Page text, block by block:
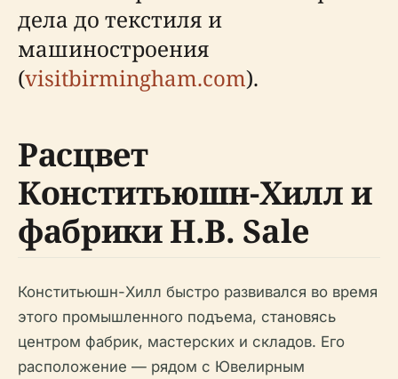
дела до текстиля и
машиностроения
(visitbirmingham.com).
Расцвет
Конститьюшн-Хилл и
фабрики H.B. Sale
Конститьюшн-Хилл быстро развивался во время
этого промышленного подъема, становясь
центром фабрик, мастерских и складов. Его
расположение — рядом с Ювелирным